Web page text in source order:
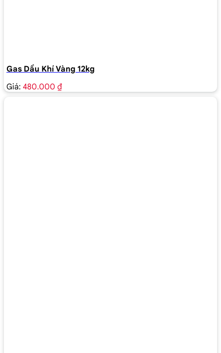
Gas Dầu Khí Vàng 12kg
Giá: 480.000 ₫